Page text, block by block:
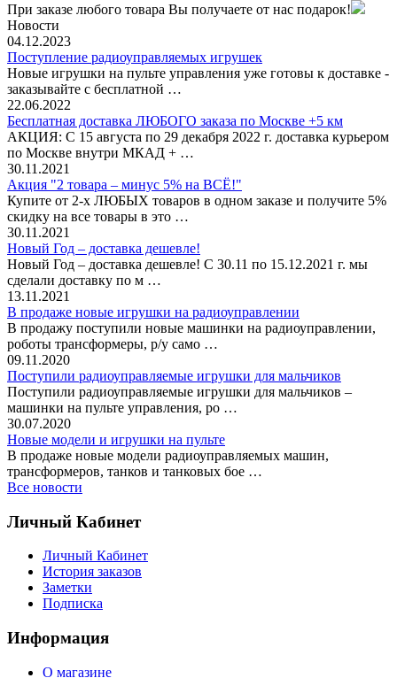
При заказе любого товара Вы получаете от нас подарок!
Новости
04.12.2023
Поступление радиоуправляемых игрушек
Новые игрушки на пульте управления уже готовы к доставке -
заказывайте с бесплатной …
22.06.2022
Бесплатная доставка ЛЮБОГО заказа по Москве +5 км
АКЦИЯ: С 15 августа по 29 декабря 2022 г. доставка курьером
по Москве внутри МКАД + …
30.11.2021
Акция "2 товара – минус 5% на ВСЁ!"
Купите от 2-х ЛЮБЫХ товаров в одном заказе и получите 5%
скидку на все товары в это …
30.11.2021
Новый Год – доставка дешевле!
Новый Год – доставка дешевле! С 30.11 по 15.12.2021 г. мы
сделали доставку по м …
13.11.2021
В продаже новые игрушки на радиоуправлении
В продажу поступили новые машинки на радиоуправлении,
роботы трансформеры, р/у само …
09.11.2020
Поступили радиоуправляемые игрушки для мальчиков
Поступили радиоуправляемые игрушки для мальчиков –
машинки на пульте управления, ро …
30.07.2020
Новые модели и игрушки на пульте
В продаже новые модели радиоуправляемых машин,
трансформеров, танков и танковых бое …
Все новости
Личный Кабинет
Личный Кабинет
История заказов
Заметки
Подписка
Информация
О магазине